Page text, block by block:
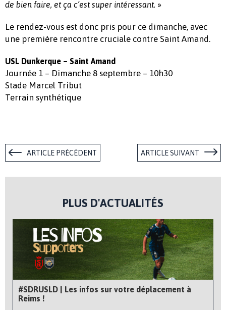
de bien faire, et ça c’est super intéressant. »
Le rendez-vous est donc pris pour ce dimanche, avec
une première rencontre cruciale contre Saint Amand.
USL Dunkerque – Saint Amand
Journée 1 – Dimanche 8 septembre – 10h30
Stade Marcel Tribut
Terrain synthétique
ARTICLE PRÉCÉDENT ARTICLE SUIVANT
PLUS D'ACTUALITÉS
#SDRUSLD | Les infos sur votre déplacement à
Reims !